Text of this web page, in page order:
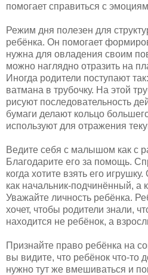
помогает справиться с
Режим дня полезен для
ребёнка. Он помогает
нужна для овладения своим
можно наглядно отразить на
Иногда родители поступают
ватмана в трубочку. На этой
рисуют последовательность
бумаги делают кольцо
используют для отражения
Ведите себя с малышом как с
Благодарите его за помощь.
когда хотите взять его
как начальник-подчинённый, а
Уважайте личность ребёнка.
хочет, чтобы родители знали,
находится не ребёнок, а
Признайте право ребёнка на
вы видите, что ребёнок что-то
нужно тут же вмешиваться и